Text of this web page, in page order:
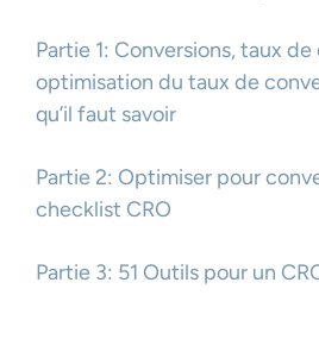
Partie 1: Conversions, taux
optimisation du taux de
qu’il faut savoir
Partie 2: Optimiser pour
checklist CRO
Partie 3: 51 Outils pour un